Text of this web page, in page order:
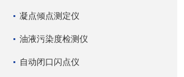
凝点倾点测定仪
油液污染度检测仪
自动闭口闪点仪